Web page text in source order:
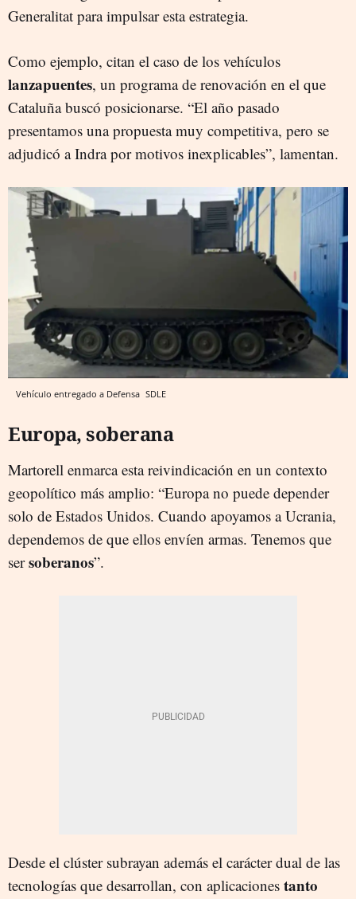
Generalitat para impulsar esta estrategia.
Como ejemplo, citan el caso de los vehículos
lanzapuentes, un programa de renovación en el que
Cataluña buscó posicionarse. “El año pasado
presentamos una propuesta muy competitiva, pero se
adjudicó a Indra por motivos inexplicables”, lamentan.
Vehículo entregado a Defensa SDLE
Europa, soberana
Martorell enmarca esta reivindicación en un contexto
geopolítico más amplio: “Europa no puede depender
solo de Estados Unidos. Cuando apoyamos a Ucrania,
dependemos de que ellos envíen armas. Tenemos que
sersoberanos”.
Desde el clúster subrayan además el carácter dual de las
tecnologías que desarrollan, con aplicaciones tanto